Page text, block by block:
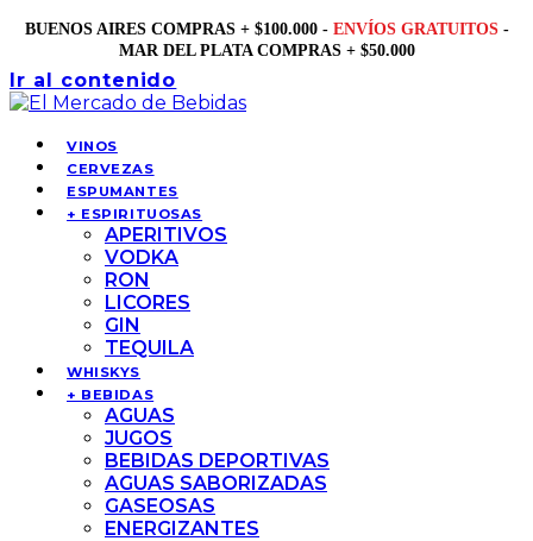
BUENOS AIRES COMPRAS + $100.000 - ENVÍOS GRATUITOS -
MAR DEL PLATA COMPRAS + $50.000
Ir al contenido
VINOS
CERVEZAS
ESPUMANTES
+ ESPIRITUOSAS
APERITIVOS
VODKA
RON
LICORES
GIN
TEQUILA
WHISKYS
+ BEBIDAS
AGUAS
JUGOS
BEBIDAS DEPORTIVAS
AGUAS SABORIZADAS
GASEOSAS
ENERGIZANTES